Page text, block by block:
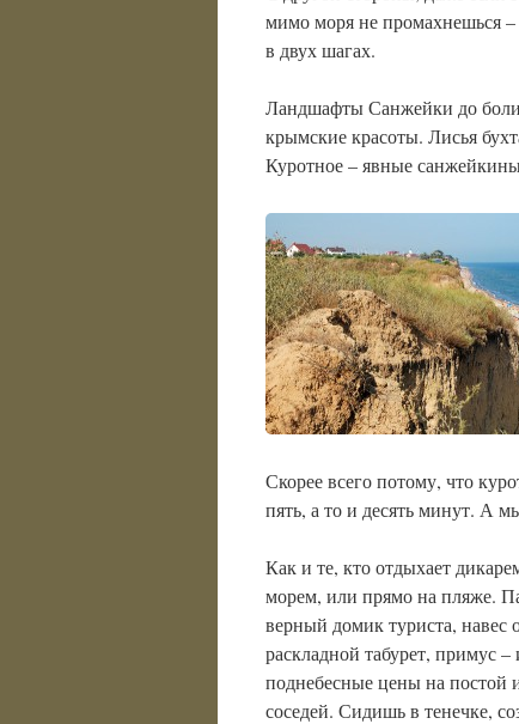
мимо моря не промахнешься –
в двух шагах.
Ландшафты Санжейки до
крымские красоты. Лисья
Куротное – явные
Скорее всего потому, что
пять, а то и десять минут. А
Как и те, кто отдыхает
морем, или прямо на пляже.
верный домик туриста, навес
раскладной табурет, примус –
поднебесные цены на постой
соседей. Сидишь в тенечке,